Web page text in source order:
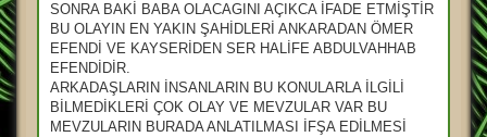
SONRA BAKİ BABA OLACAGINI AÇIKCA İFADE ETMİŞTİR
BU OLAYIN EN YAKIN ŞAHİDLERİ ANKARADAN ÖMER
EFENDİ VE KAYSERİDEN SER HALİFE ABDULVAHHAB
EFENDİDİR.
ARKADAŞLARIN İNSANLARIN BU KONULARLA İLGİLİ
BİLMEDİKLERİ ÇOK OLAY VE MEVZULAR VAR BU
MEVZULARIN BURADA ANLATILMASI İFŞA EDİLMESİ